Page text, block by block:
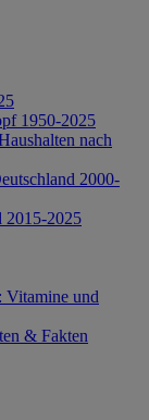
1950-2025
nach
2000-
2015-2025
Vitamine und
& Fakten